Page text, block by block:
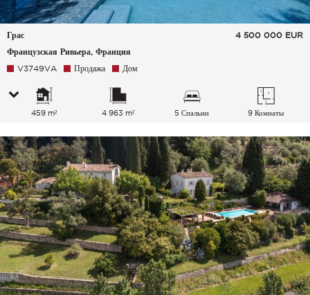
Грас
Французская Ривьера, Франция
4 500 000 EUR
V3749VA Продажа Дом
459 m² 4 963 m² 5 Спальни 9 Комнаты